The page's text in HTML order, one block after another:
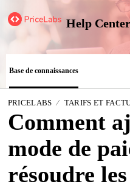
Help Center
Base de connaissances
PRICELABS TARIFS ET
Comment
mode de
résoudre